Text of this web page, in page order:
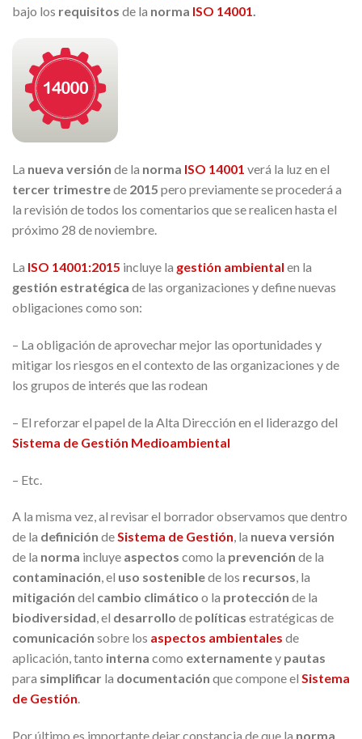
bajo los requisitos de la norma ISO 14001
La nueva versión de la norma ISO 14001 verá la luz en el
tercer trimestrede 2015 pero previamente se procederá a
la revisión de todos los comentarios que se realicen hasta el
próximo 28 de noviembre.
La ISO 14001:2015 incluye la gestión ambiental en la
gestión estratégica de las organizaciones y define nuevas
obligaciones como son:
– La obligación de aprovechar mejor las oportunidades y
mitigar los riesgos en el contexto de las organizaciones y de
los grupos de interés que las rodean
– El reforzar el papel de la Alta Dirección en el liderazgo del
Sistema de Gestión Medioambiental
– Etc.
A la misma vez, al revisar el borrador observamos que dentro
de la definición deSistema de Gestión, la nueva versión
de la norma incluye aspectos como la prevención de la
contaminación, el uso sosteniblede los recursos, la
mitigación del cambio climático o la protección de la
biodiversidad, el desarrollo de políticas estratégicas de
comunicación sobre los aspectos ambientales de
aplicación, tanto interna como externamentey pautas
para simplificar la documentación que compone el Sistema
de Gestión.
Por último es importante dejar constancia de que la norma